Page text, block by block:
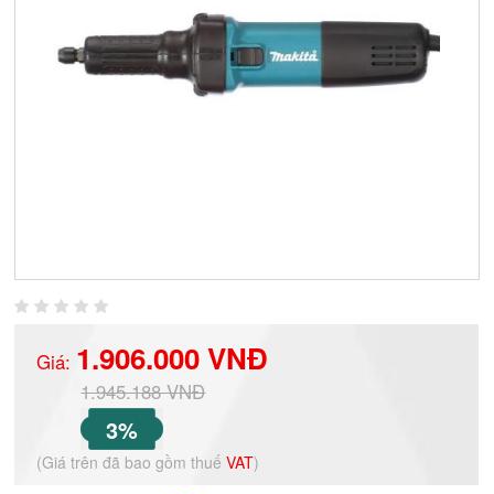
Giá: 1.906.000 VNĐ
1.945.188 VNĐ
3%
(Giá trên đã bao gồm thuếVAT)